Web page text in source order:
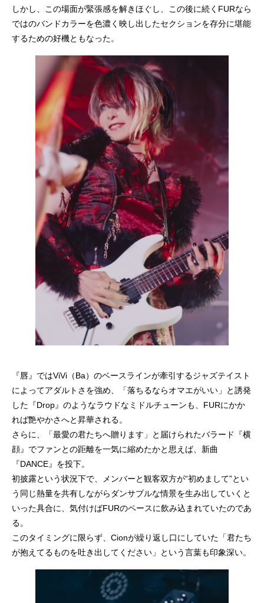
しかし、この場面が緊張感を解きほぐし、この後に続くFURなら
ではのバンドカラーを色濃く映し出したセクションを存分に堪能
するための好機ともなった。
『唇』ではViVi（Ba）のベースラインが牽引するジャズテイスト
によってアダルトさを強め、「落ちるならオマエがいい」と誘発
した『Drop』のようなラウドなミドルチューンも、FURにかか
れば艶やかさへと昇華される。
さらに、「最愛の君たちへ贈ります」と届けられたバラード『横
顔』でファンとの距離を一気に縮めたかと思えば、新曲
『DANCE』を投下。
初披露という状況下で、メンバーと観客双方が“初めまして”とい
う同じ熱量を共有しながらダンサブルな情景を生み出していくと
いった具合に、気付けばFURのペースに飲み込まれていたのであ
る。
このタイミングに限らず、Cionが繰り返し口にしていた「君たち
が抱えてるものを吐き出してください」という言葉も印象深い。